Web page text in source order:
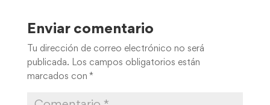
Enviar comentario
Tu dirección de correo electrónico no será
publicada. Los campos obligatorios están
marcados con *